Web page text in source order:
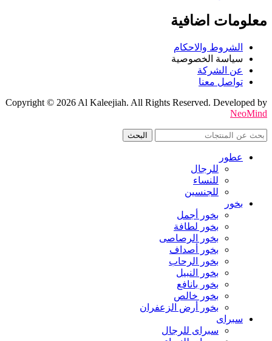
معلومات اضافية
الشروط والاحكام
سياسة الخصوصية
عن الشركة
تواصل معنا
Copyright © 2026 Al Kaleejiah. All Rights Reserved. Developed by
NeoMind
البحث
عطور
للرجال
للنساء
للجنسين
بخور
بخور أجمل
بخور لطافة
بخور الرصاصى
بخور أصداف
بخور الرحاب
بخور النبيل
بخور بانافع
بخور خالص
بخور أرض الزعفران
سبراى
سبراى للرجال